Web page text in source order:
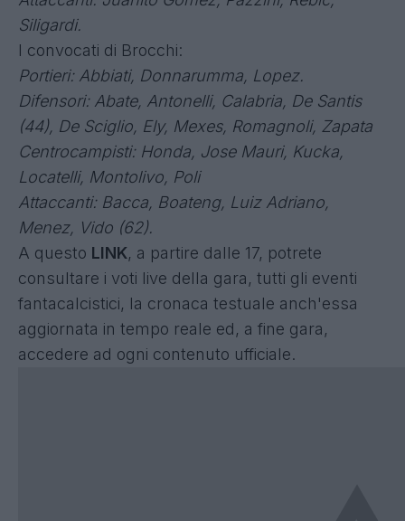
Siligardi.
I convocati di Brocchi:
Portieri: Abbiati, Donnarumma, Lopez.
Difensori: Abate, Antonelli, Calabria, De Santis
(44), De Sciglio, Ely, Mexes, Romagnoli, Zapata
Centrocampisti: Honda, Jose Mauri, Kucka,
Locatelli, Montolivo, Poli
Attaccanti: Bacca, Boateng, Luiz Adriano,
Menez, Vido (62).
A questo LINK, a partire dalle 17, potrete
consultare i voti live della gara, tutti gli eventi
fantacalcistici, la cronaca testuale anch'essa
aggiornata in tempo reale ed, a fine gara,
accedere ad ogni contenuto ufficiale.